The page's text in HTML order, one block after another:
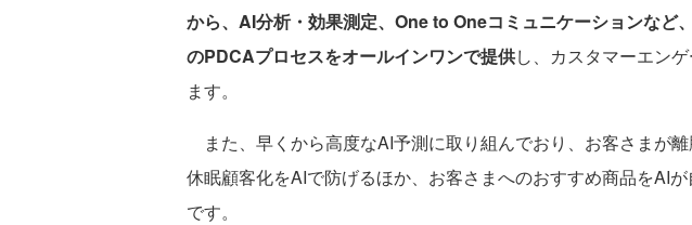
から、AI分析・効果測定、One to Oneコミュニケーションなど
のPDCAプロセスをオールインワンで提供し、カスタマーエン
ます。
また、早くから高度なAI予測に取り組んでおり、お客さまが
休眠顧客化をAIで防げるほか、お客さまへのおすすめ商品をAI
です。